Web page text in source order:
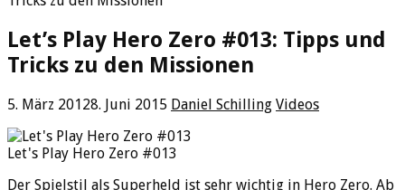
Let’s Play Hero Zero #013: Tipps und
Tricks zu den Missionen
5. März 20128. Juni 2015 Daniel Schilling Videos
Let's Play Hero Zero #013
Der Spielstil als Superheld ist sehr wichtig in Hero Zero. Ab